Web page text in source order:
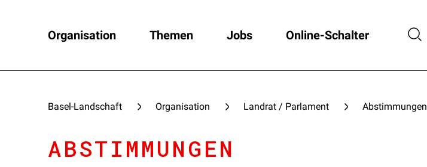
Organisation Themen Jobs Online-Schalter
Basel-Landschaft Organisation Landrat / Parlament Abstimmungen
ABSTIMMUNGEN